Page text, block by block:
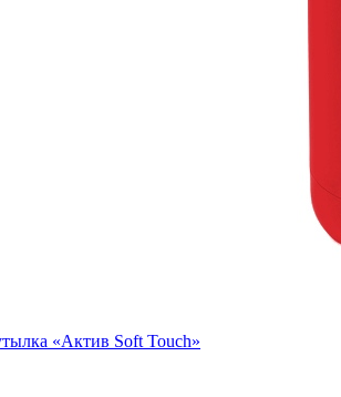
«Актив Soft Touch»